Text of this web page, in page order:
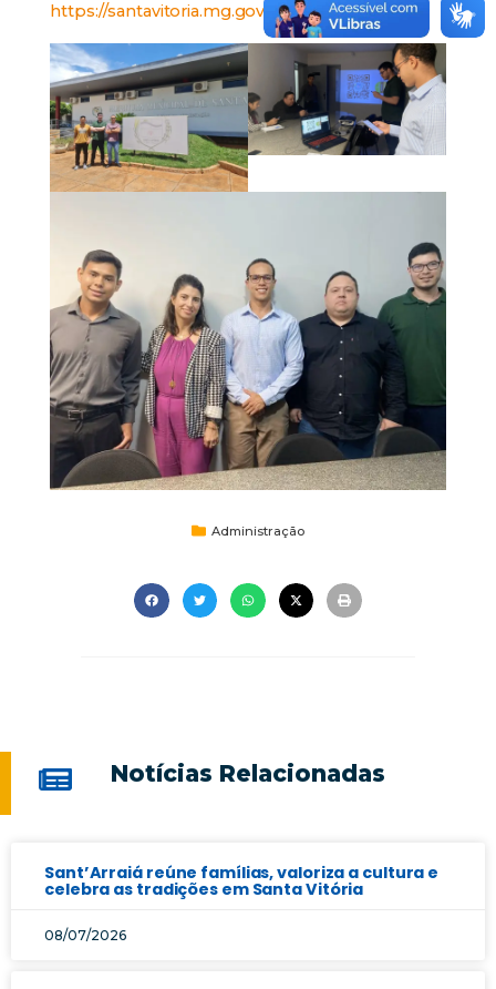
https://santavitoria.mg.gov.br/servicos/
Administração
Notícias Relacionadas
Sant’Arraiá reúne famílias, valoriza a cultura e
celebra as tradições em Santa Vitória
08/07/2026